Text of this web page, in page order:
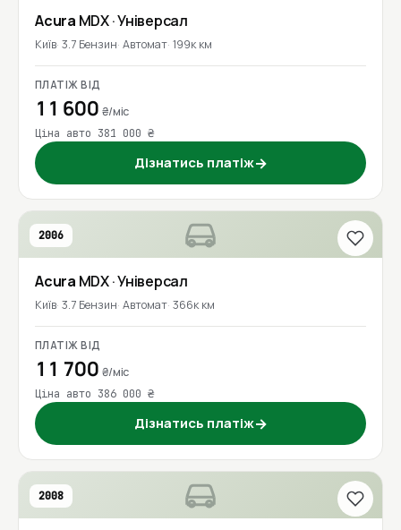
Acura MDX· Універсал
Київ 3.7 Бензин Автомат 199к км
ПЛАТІЖ ВІД
11 600 ₴/міс
Ціна авто 381 000 ₴
Дізнатись платіж→
2006
Acura MDX· Універсал
Київ 3.7 Бензин Автомат 366к км
ПЛАТІЖ ВІД
11 700 ₴/міс
Ціна авто 386 000 ₴
Дізнатись платіж→
2008